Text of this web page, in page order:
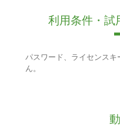
利用条件・試
パスワード、ライセンス
ん。